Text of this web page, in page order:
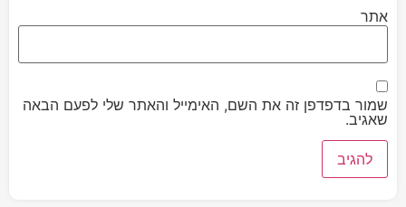
אתר
שמור בדפדפן זה את השם, האימייל והאתר שלי לפעם הבאה
שאגיב.